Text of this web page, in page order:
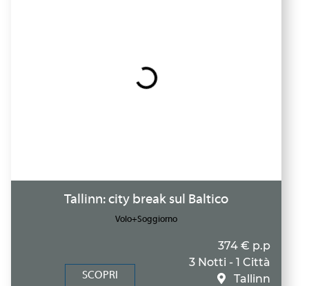
Tallinn: city break sul Baltico
Volo+Soggiorno
SCOPRI
374 € p.p
3 Notti - 1 Città
Tallinn